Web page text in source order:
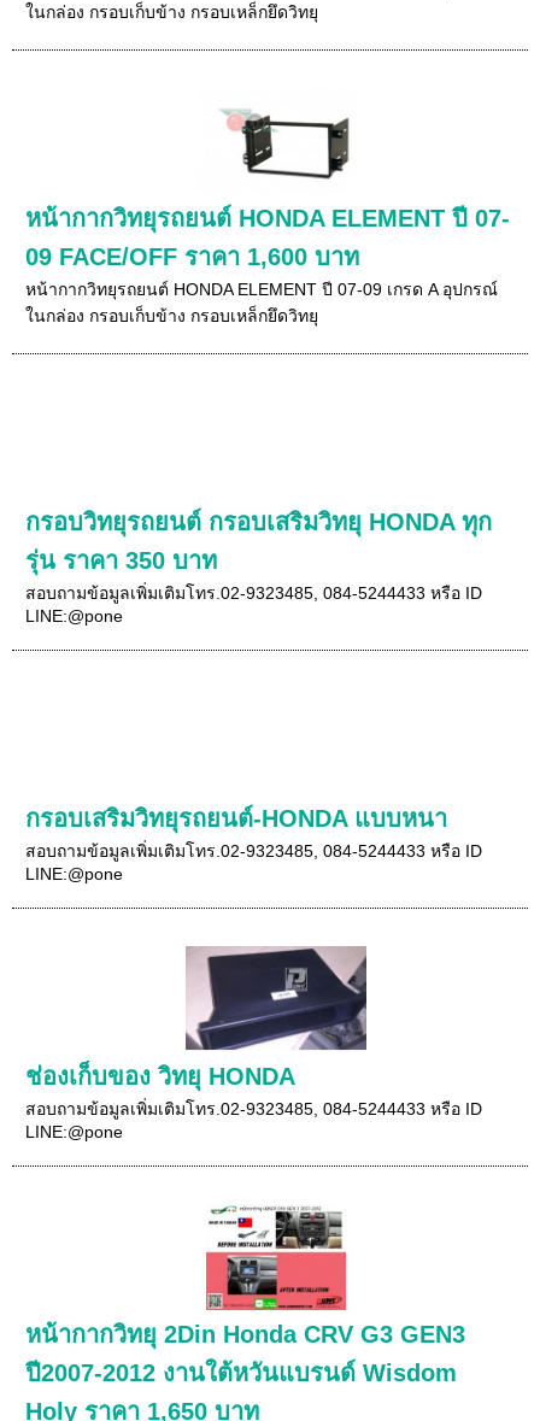
ในกล่อง กรอบเก็บข้าง กรอบเหล็กยึดวิทยุ
หน้ากากวิทยุรถยนต์ HONDA ELEMENT ปี 07-
09 FACE/OFF ราคา 1,600 บาท
หน้ากากวิทยุรถยนต์ HONDA ELEMENT ปี 07-09 เกรด A อุปกรณ์
ในกล่อง กรอบเก็บข้าง กรอบเหล็กยึดวิทยุ
กรอบวิทยุรถยนต์ กรอบเสริมวิทยุ HONDA ทุก
รุ่น ราคา 350 บาท
สอบถามข้อมูลเพิ่มเติมโทร.02-9323485, 084-5244433 หรือ ID
LINE:@pone
กรอบเสริมวิทยุรถยนต์-HONDA แบบหนา
สอบถามข้อมูลเพิ่มเติมโทร.02-9323485, 084-5244433 หรือ ID
LINE:@pone
ช่องเก็บของ วิทยุ HONDA
สอบถามข้อมูลเพิ่มเติมโทร.02-9323485, 084-5244433 หรือ ID
LINE:@pone
หน้ากากวิทยุ 2Din Honda CRV G3 GEN3
ปี2007-2012 งานใต้หวันแบรนด์ Wisdom
Holy ราคา 1,650 บาท